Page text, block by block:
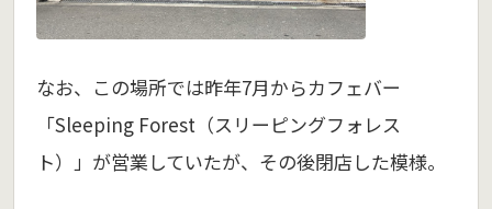
なお、この場所では昨年7月からカフェバー
「Sleeping Forest（スリーピングフォレス
ト）」が営業していたが、その後閉店した模様。